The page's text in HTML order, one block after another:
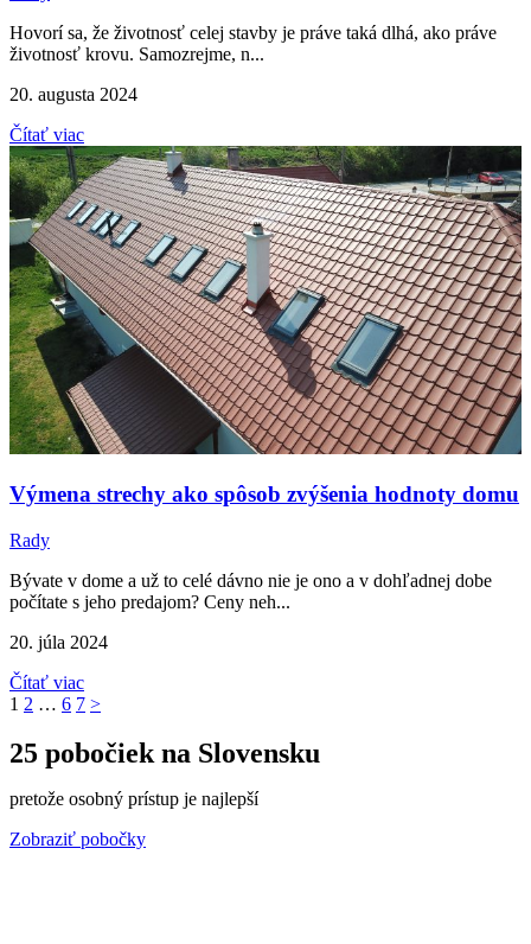
Hovorí sa, že životnosť celej stavby je práve taká dlhá, ako práve
životnosť krovu. Samozrejme, n...
20. augusta 2024
Čítať viac
Výmena strechy ako spôsob zvýšenia hodnoty domu
Rady
Bývate v dome a už to celé dávno nie je ono a v dohľadnej dobe
počítate s jeho predajom? Ceny neh...
20. júla 2024
Čítať viac
1 2 … 6 7 >
25 pobočiek na Slovensku
pretože osobný prístup je najlepší
Zobraziť pobočky